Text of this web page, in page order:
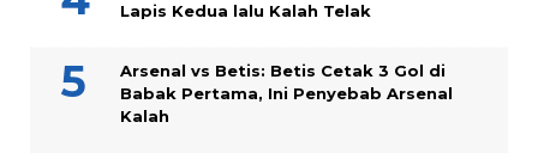
Lapis Kedua lalu Kalah Telak
Arsenal vs Betis: Betis Cetak 3 Gol di
Babak Pertama, Ini Penyebab Arsenal
Kalah